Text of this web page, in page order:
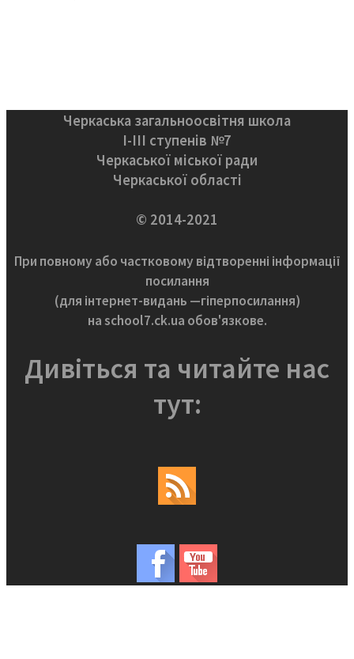
Черкаська загальноосвітня школа
І-ІІІ ступенів №7
Черкаської міської ради
Черкаської області
© 2014-2021
При повному або частковому відтворенні інформації
посилання
(для інтернет-видань —гіперпосилання)
на school7.ck.ua обов'язкове.
Дивіться та читайте нас
тут: